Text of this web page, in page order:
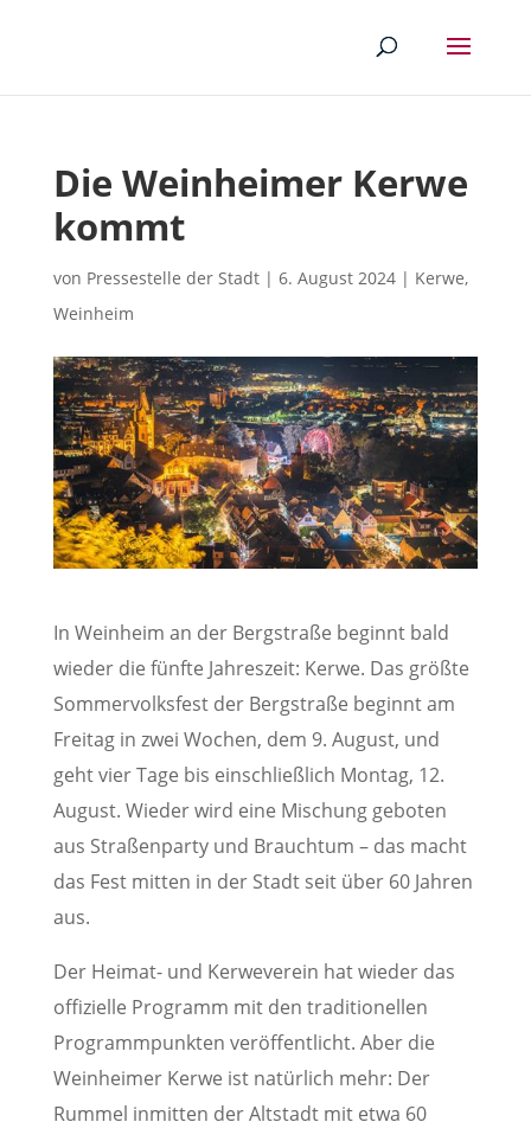
Die Weinheimer Kerwe
kommt
von Pressestelle der Stadt| 6. August 2024| Kerwe,
Weinheim
In Weinheim an der Bergstraße beginnt bald
wieder die fünfte Jahreszeit: Kerwe. Das größte
Sommervolksfest der Bergstraße beginnt am
Freitag in zwei Wochen, dem 9. August, und
geht vier Tage bis einschließlich Montag, 12.
August. Wieder wird eine Mischung geboten
aus Straßenparty und Brauchtum – das macht
das Fest mitten in der Stadt seit über 60 Jahren
aus.
Der Heimat- und Kerweverein hat wieder das
offizielle Programm mit den traditionellen
Programmpunkten veröffentlicht. Aber die
Weinheimer Kerwe ist natürlich mehr: Der
Rummel inmitten der Altstadt mit etwa 60